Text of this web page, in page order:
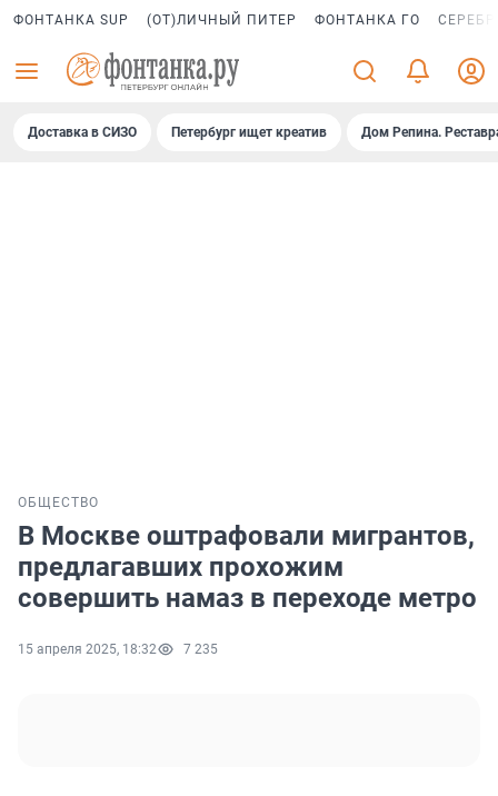
ФОНТАНКА SUP (ОТ)ЛИЧНЫЙ ПИТЕР ФОНТАНКА ГО
Доставка в СИЗО Петербург ищет креатив Дом Репина.
ОБЩЕСТВО
В Москве оштрафовали мигрантов,
предлагавших прохожим
совершить намаз в переходе метро
15 апреля 2025, 18:32 7 235